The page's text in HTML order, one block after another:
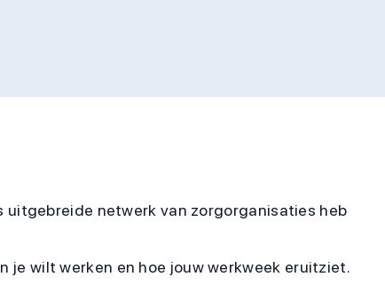
uitgebreide netwerk van zorgorganisaties heb
je wilt werken en hoe jouw werkweek eruitziet.